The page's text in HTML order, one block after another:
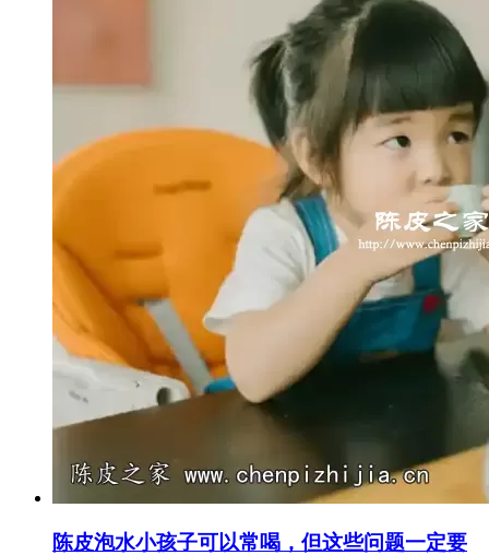
陈皮泡水小孩子可以常喝，但这些问题一定要